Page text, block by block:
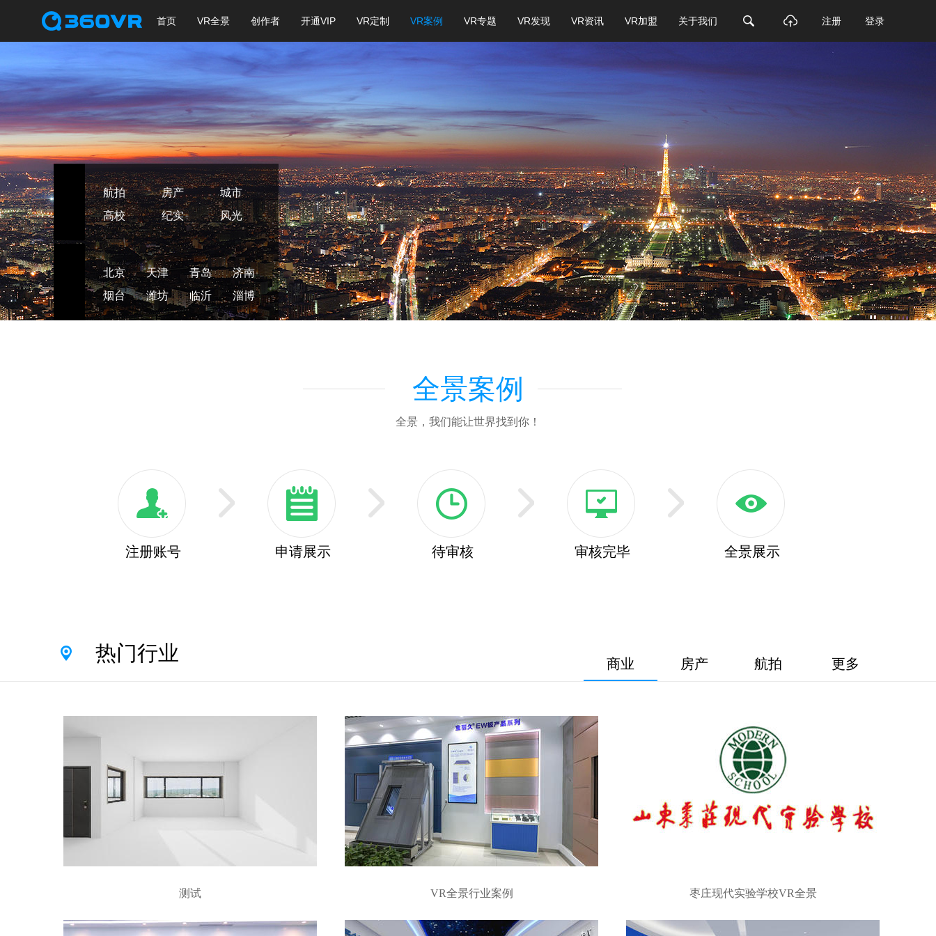
首页 VR全景 创作者 开通VIP VR定制 VR案例 VR专题 VR发现 VR资讯 VR加盟 关于我们 注册 登录
航拍 房产
城市
高校
纪实 风光
北京 天津 青岛
济南
烟台
潍坊 临沂 淄博
全景案例
全景，我们能让世界找到你！
注册账号 申请展示 待审核 审核完毕 全景展示
商业 房产 航拍 更多
热门行业
测试 VR全景行业案例 枣庄现代实验学校VR全景